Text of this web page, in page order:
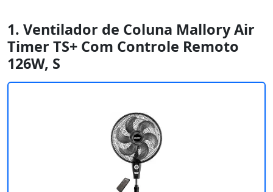
1. Ventilador de Coluna Mallory Air
Timer TS+ Com Controle Remoto
126W, S